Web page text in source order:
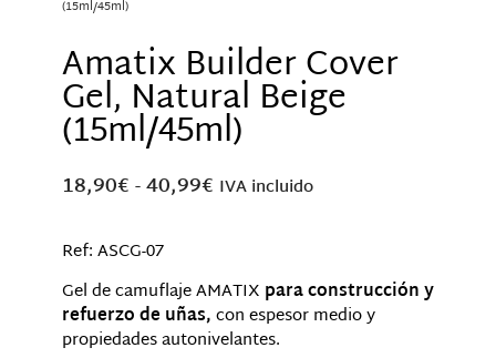
(15ml/45ml)
Amatix Builder Cover
Gel, Natural Beige
(15ml/45ml)
18,90€-40,99€ IVA incluido
Ref: ASCG-07
Gel de camuflaje AMATIX para construcción y
refuerzo de uñas,con espesor medio y
propiedades autonivelantes.